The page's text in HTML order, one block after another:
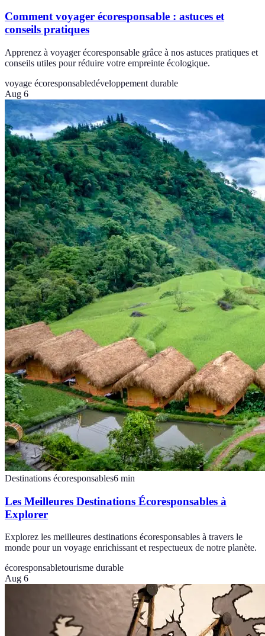
Comment voyager écoresponsable : astuces et
conseils pratiques
Apprenez à voyager écoresponsable grâce à nos astuces pratiques et
conseils utiles pour réduire votre empreinte écologique.
voyage écoresponsabledéveloppement durable
Aug 6
Destinations écoresponsables6 min
Les Meilleures Destinations Écoresponsables à
Explorer
Explorez les meilleures destinations écoresponsables à travers le
monde pour un voyage enrichissant et respectueux de notre planète.
écoresponsabletourisme durable
Aug 6